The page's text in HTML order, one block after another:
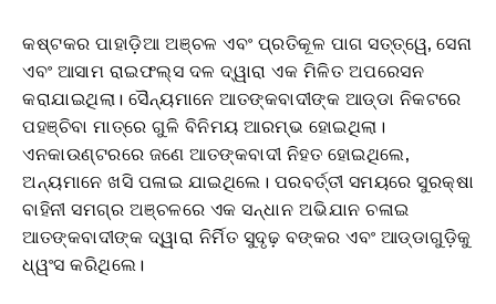
କଷ୍ଟକର ପାହାଡ଼ିଆ ଅଞ୍ଚଳ ଏବଂ ପ୍ରତିକୂଳ ପାଗ ସତ୍ତ୍ୱେ, ସେନା
ଏବଂ ଆସାମ ରାଇଫଲ୍ସ ଦଳ ଦ୍ୱାରା ଏକ ମିଳିତ ଅପରେସନ
କରାଯାଇଥିଲା। ସୈନ୍ୟମାନେ ଆତଙ୍କବାଦୀଙ୍କ ଆଡ୍ଡା ନିକଟରେ
ପହଞ୍ଚିବା ମାତ୍ରେ ଗୁଳି ବିନିମୟ ଆରମ୍ଭ ହୋଇଥିଲା।
ଏନକାଉଣ୍ଟରରେ ଜଣେ ଆତଙ୍କବାଦୀ ନିହତ ହୋଇଥିଲେ,
ଅନ୍ୟମାନେ ଖସି ପଳାଇ ଯାଇଥିଲେ। ପରବର୍ତ୍ତୀ ସମୟରେ ସୁରକ୍ଷା
ବାହିନୀ ସମଗ୍ର ଅଞ୍ଚଳରେ ଏକ ସନ୍ଧାନ ଅଭିଯାନ ଚଳାଇ
ଆତଙ୍କବାଦୀଙ୍କ ଦ୍ୱାରା ନିର୍ମିତ ସୁଦୃଢ଼ ​​ବଙ୍କର ଏବଂ ଆଡ୍ଡାଗୁଡ଼ିକୁ
ଧ୍ୱଂସ କରିଥିଲେ।